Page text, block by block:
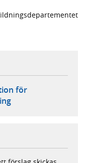
för